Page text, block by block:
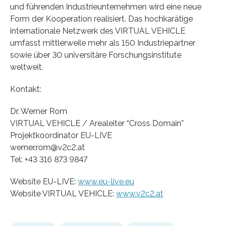
und führenden Industrieunternehmen wird eine neue
Form der Kooperation realisiert. Das hochkarätige
internationale Netzwerk des VIRTUAL VEHICLE
umfasst mittlerweile mehr als 150 Industriepartner
sowie über 30 universitäre Forschungsinstitute
weltweit.
Kontakt:
Dr. Werner Rom
VIRTUAL VEHICLE / Arealeiter “Cross Domain”
Projektkoordinator EU-LIVE
werner.rom@v2c2.at
Tel: +43 316 873 9847
Website EU-LIVE: www.eu-live.eu
Website VIRTUAL VEHICLE: www.v2c2.at